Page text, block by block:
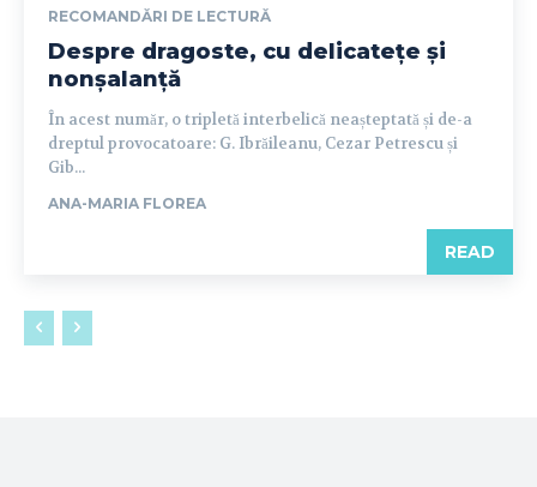
RECOMANDĂRI DE LECTURĂ
Despre dragoste, cu delicatețe și
nonșalanță
În acest număr, o tripletă interbelică neașteptată și de-a
dreptul provocatoare: G. Ibrăileanu, Cezar Petrescu și
Gib...
ANA-MARIA FLOREA
READ